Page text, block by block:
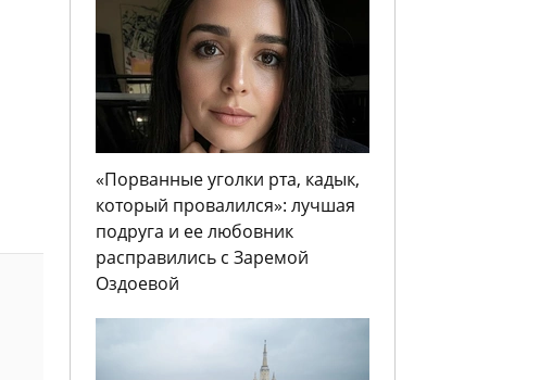
«Порванные уголки рта, кадык,
который провалился»: лучшая
подруга и ее любовник
расправились с Заремой
Оздоевой